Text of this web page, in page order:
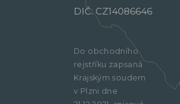
DIČ: CZ14086646
Do obchodního
rejstříku zapsaná
Krajským soudem
v Plzni dne